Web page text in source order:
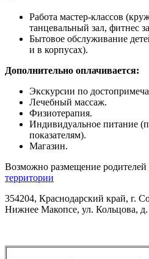
Работа мастер-классов
танцевальный зал, фитнес
Бытовое обслуживание
и в корпусах).
Дополнительно оплачивается:
Экскурсии по
Лечебный массаж.
Физиотерапия.
Индивидуальное питание
показателям).
Магазин.
Возможно размещение родителей
территории
354204, Краснодарский край, г.
Нижнее Макопсе, ул. Кольцова,